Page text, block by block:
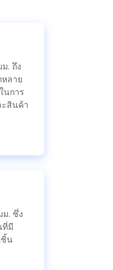
. ถึง
ลาย
นการ
สินค้า
ม. ซึ่ง
ที่มี
น